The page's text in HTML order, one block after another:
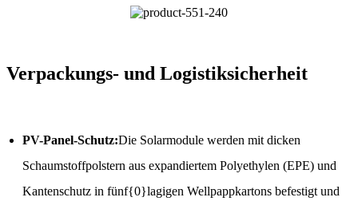
Verpackungs- und Logistiksicherheit
PV-Panel-Schutz:Die Solarmodule werden mit dicken
Schaumstoffpolstern aus expandiertem Polyethylen (EPE) und
Kantenschutz in fünf{0}lagigen Wellpappkartons befestigt und